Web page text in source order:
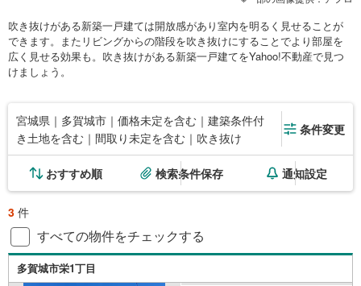
吹き抜けがある新築一戸建ては開放感があり室内を明るく見せることが
できます。またリビングからの階段を吹き抜けにすることでより部屋を
広く見せる効果も。吹き抜けがある新築一戸建てをYahoo!不動産で見つ
けましょう。
宮城県｜多賀城市｜価格未定を含む｜建築条件付
き土地を含む｜間取り未定を含む｜吹き抜け
条件変更
おすすめ順 検索条件保存 通知設定
3 件
すべての物件をチェックする
多賀城市栄1丁目